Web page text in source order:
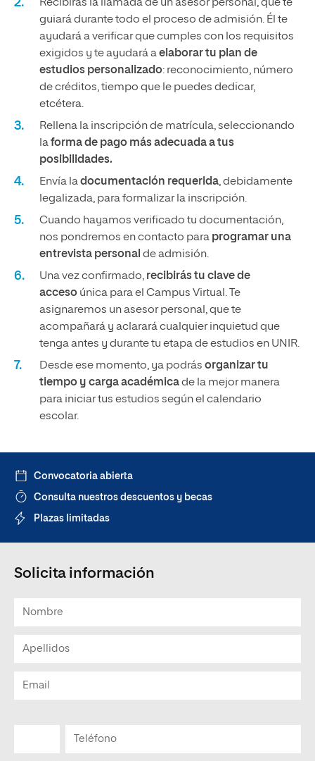
Recibirás la llamada de un asesor personal, que te
guiará durante todo el proceso de admisión. Él te
ayudará a verificar que cumples con los requisitos
exigidos y te ayudará aelaborar tu plan de
estudios personalizado: reconocimiento, número
de créditos, tiempo que le puedes dedicar,
etcétera.
Rellena la inscripción de matrícula, seleccionando
laforma de pago más adecuada a tus
posibilidades.
Envía ladocumentación requerida, debidamente
legalizada, para formalizar la inscripción.
Cuando hayamos verificado tu documentación,
nos pondremos en contacto para programar una
entrevista personal de admisión.
Una vez confirmado, recibirás tu clave de
acceso única para el Campus Virtual. Te
asignaremos un asesor personal, que te
acompañará y aclarará cualquier inquietud que
tenga antes y durante tu etapa de estudios en UNIR.
Desde ese momento, ya podrás organizar tu
tiempo y carga académicade la mejor manera
para iniciar tus estudios según el calendario
escolar.
Convocatoria abierta
Consulta nuestros descuentos y becas
Plazas limitadas
Solicita información